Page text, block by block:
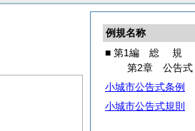
例規名称
■ 第1編 総 規
第2章 公告式
小城市公告式条例
小城市公告式規則